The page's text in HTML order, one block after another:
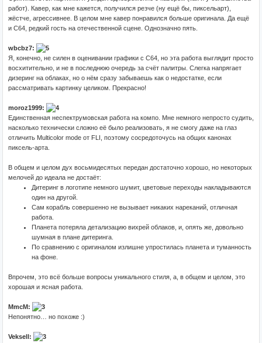
работ). Кавер, как мне кажется, получился резче (ну ещё бы, пиксельарт),
жёстче, агрессивнее. В целом мне кавер понравился больше оригинала. Да ещё
и C64, редкий гость на отечественной сцене. Однозначно пять.
wbcbz7:
Я, конечно, не силен в оценивании графики с C64, но эта работа выглядит просто
восхитительно, и не в последнюю очередь за счёт палитры. Слегка напрягает
дизеринг на облаках, но о нём сразу забываешь как о недостатке, если
рассматривать картинку целиком. Прекрасно!
moroz1999:
Единственная неспектрумовская работа на компо. Мне немного непросто судить,
насколько технически сложно её было реализовать, я не смогу даже на глаз
отличить Multicolor mode от FLI, поэтому сосредоточусь на общих канонах
пиксель-арта.
В общем и целом дух восьмидесятых передан достаточно хорошо, но некоторых
мелочей до идеала не достаёт:
Дитеринг в логотипе немного шумит, цветовые переходы накладываются
один на другой.
Сам корабль совершенно не вызывает никаких нареканий, отличная
работа.
Планета потеряла детализацию вихрей облаков, и, опять же, довольно
шумная в плане дитеринга.
По сравнению с оригиналом излишне упростилась планета и туманность
на фоне.
Впрочем, это всё больше вопросы уникального стиля, а, в общем и целом, это
хорошая и ясная работа.
MmcM:
Непонятно… но похоже :)
Veksell: